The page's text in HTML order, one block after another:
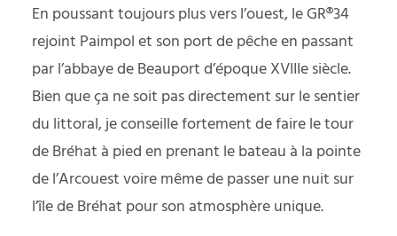
En poussant toujours plus vers l’ouest, le GR®34
rejoint Paimpol et son port de pêche en passant
par l’abbaye de Beauport d’époque XVIIIe siècle.
Bien que ça ne soit pas directement sur le sentier
du littoral, je conseille fortement de faire le tour
de Bréhat à pied en prenant le bateau à la pointe
de l’Arcouest voire même de passer une nuit sur
l’île de Bréhat pour son atmosphère unique.